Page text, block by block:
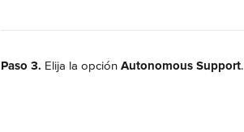
Paso 3. Elija la opción Autonomous Support.